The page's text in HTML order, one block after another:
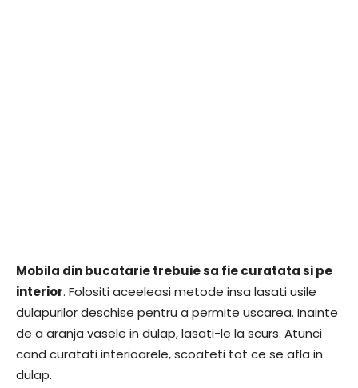
Mobila din bucatarie trebuie sa fie curatata si pe
interior. Folositi aceeleasi metode insa lasati usile
dulapurilor deschise pentru a permite uscarea. Inainte
de a aranja vasele in dulap, lasati-le la scurs. Atunci
cand curatati interioarele, scoateti tot ce se afla in
dulap.